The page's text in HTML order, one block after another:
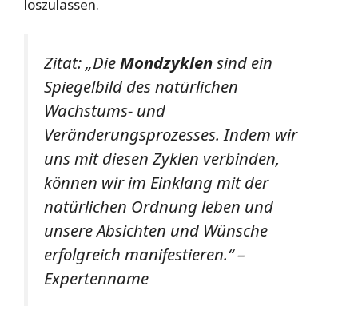
loszulassen.
Zitat: „DieMondzyklensind ein
Spiegelbild des natürlichen
Wachstums- und
Veränderungsprozesses. Indem wir
uns mit diesen Zyklen verbinden,
können wir im Einklang mit der
natürlichen Ordnung leben und
unsere Absichten und Wünsche
erfolgreich manifestieren.“–
Expertenname